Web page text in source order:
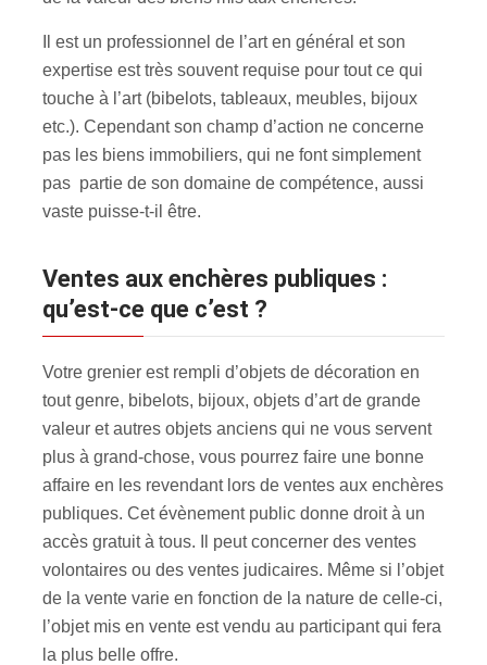
Il est un professionnel de l’art en général et son
expertise est très souvent requise pour tout ce qui
touche à l’art (bibelots, tableaux, meubles, bijoux
etc.). Cependant son champ d’action ne concerne
pas les biens immobiliers, qui ne font simplement
pas partie de son domaine de compétence, aussi
vaste puisse-t-il être.
Ventes aux enchères publiques :
qu’est-ce que c’est ?
Votre grenier est rempli d’objets de décoration en
tout genre, bibelots, bijoux, objets d’art de grande
valeur et autres objets anciens qui ne vous servent
plus à grand-chose, vous pourrez faire une bonne
affaire en les revendant lors de ventes aux enchères
publiques. Cet évènement public donne droit à un
accès gratuit à tous. Il peut concerner des ventes
volontaires ou des ventes judicaires. Même si l’objet
de la vente varie en fonction de la nature de celle-ci,
l’objet mis en vente est vendu au participant qui fera
la plus belle offre.